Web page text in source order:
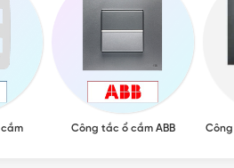
Công tắc ổ cắm ABB